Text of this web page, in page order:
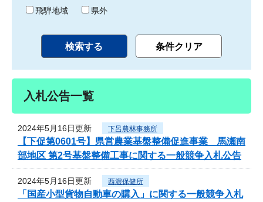
飛騨地域
県外
入札公告一覧
2024年5月16日更新 下呂農林事務所
【下促第0601号】県営農業基盤整備促進事業 馬瀬南
部地区 第2号基盤整備工事に関する一般競争入札公告
2024年5月16日更新 西濃保健所
「国産小型貨物自動車の購入」に関する一般競争入札